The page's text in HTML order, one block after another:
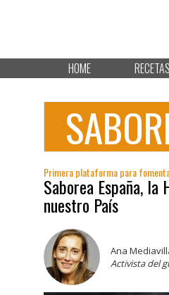
HOME RECETAS
Primera plataforma para
Saborea España,
nuestro País
Ana
Activista del